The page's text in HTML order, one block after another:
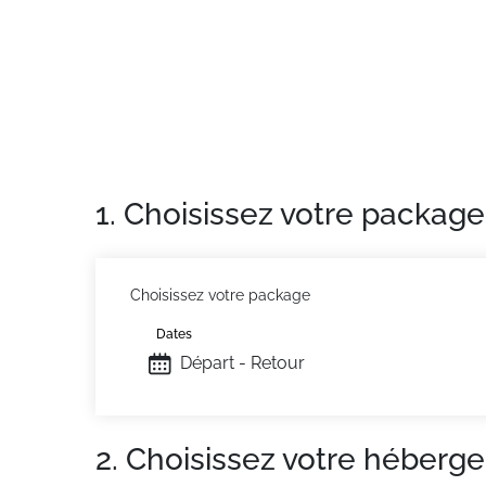
telles que la location de linge de toilette
1. Choisissez votre package
Choisissez votre package
Départ - Retour
Dates
2. Choisissez votre